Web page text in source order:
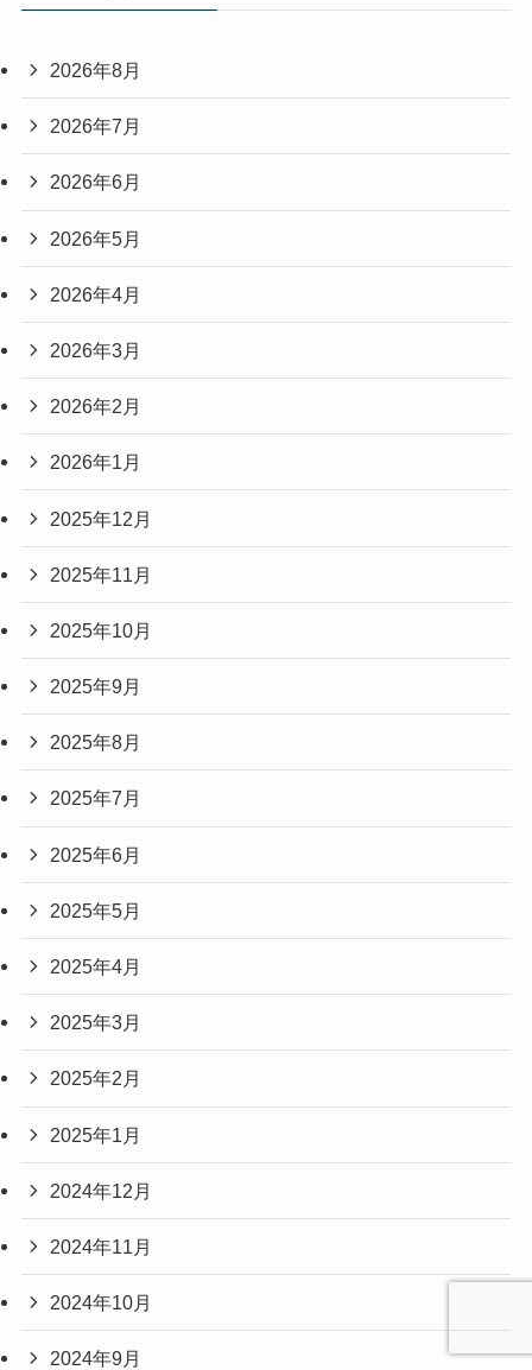
2026年8月
2026年7月
2026年6月
2026年5月
2026年4月
2026年3月
2026年2月
2026年1月
2025年12月
2025年11月
2025年10月
2025年9月
2025年8月
2025年7月
2025年6月
2025年5月
2025年4月
2025年3月
2025年2月
2025年1月
2024年12月
2024年11月
2024年10月
2024年9月